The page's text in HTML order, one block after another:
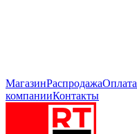
МагазинРаспродажаОплата
компанииКонтакты